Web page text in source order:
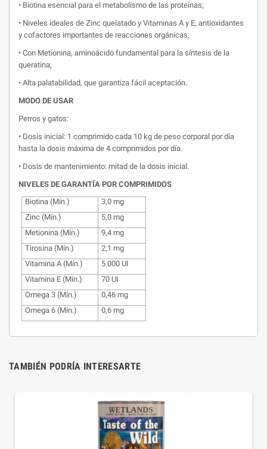
• Biotina esencial para el metabolismo de las proteínas;
• Niveles ideales de Zinc quelatado y Vitaminas A y E, antioxidantes
y cofactores importantes de reacciones orgánicas;
• Con Metionina, aminoácido fundamental para la síntesis de la
queratina;
• Alta palatabilidad, que garantiza fácil aceptación.
MODO DE USAR
Perros y gatos:
• Dosis inicial: 1 comprimido cada 10 kg de peso corporal por día
hasta la dosis máxima de 4 comprimidos por día.
• Dosis de mantenimiento: mitad de la dosis inicial.
NIVELES DE GARANTÍA POR COMPRIMIDOS
Biotina (Mín.)
3,0 mg
Zinc (Mín.)
5,0 mg
Metionina (Mín.)
9,4 mg
Tirosina (Mín.)
2,1 mg
Vitamina A (Mín.)
5.000 UI
Vitamina E (Mín.)
70 UI
Omega 3 (Mín.)
0,46 mg
Omega 6 (Mín.)
0,6 mg
TAMBIÉN PODRÍA INTERESARTE